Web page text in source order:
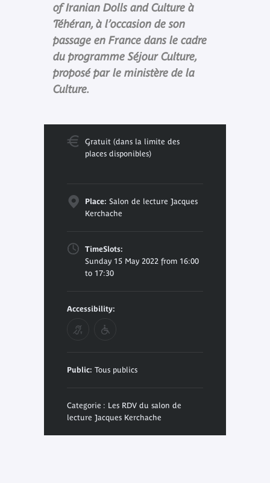
of Iranian Dolls and Culture à
Téhéran, à l’occasion de son
passage en France dans le cadre
du programme Séjour Culture,
proposé par le ministère de la
Culture.
Gratuit (dans la limite des
places disponibles)
Place: Salon de lecture Jacques
Kerchache
TimeSlots:
Sunday 15 May 2022 from 16:00
to 17:30
Accessibility:
Public: Tous publics
Categorie : Les RDV du salon de
lecture Jacques Kerchache